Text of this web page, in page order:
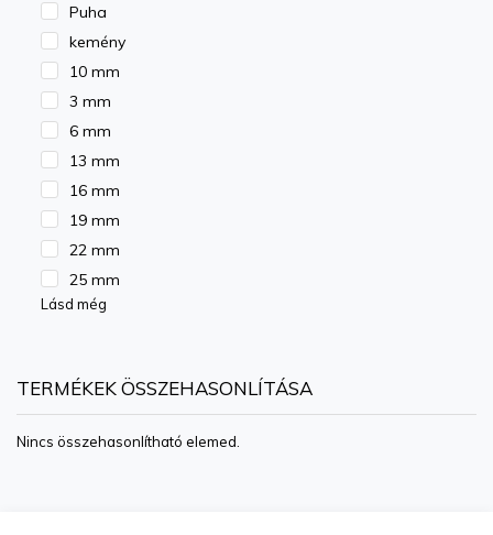
Puha
kemény
10 mm
3 mm
6 mm
13 mm
16 mm
19 mm
22 mm
25 mm
Lásd még
TERMÉKEK ÖSSZEHASONLÍTÁSA
Nincs összehasonlítható elemed.